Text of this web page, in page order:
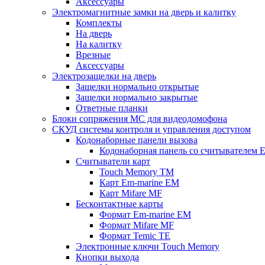
Электромагнитные замки на дверь и калитку
Комплекты
На дверь
На калитку
Врезные
Аксессуары
Электрозащелки на дверь
Защелки нормально открытые
Защелки нормально закрытые
Ответные планки
Блоки сопряжения МС для видеодомофона
СКУД системы контроля и управления доступом
Кодонаборные панели вызова
Кодонаборная панель со считывателем
Считыватели карт
Touch Memory TM
Карт Em-marine EM
Карт Mifare MF
Бесконтактные карты
Формат Em-marine EM
Формат Mifare MF
Формат Temic TE
Электронные ключи Touch Memory
Кнопки выхода